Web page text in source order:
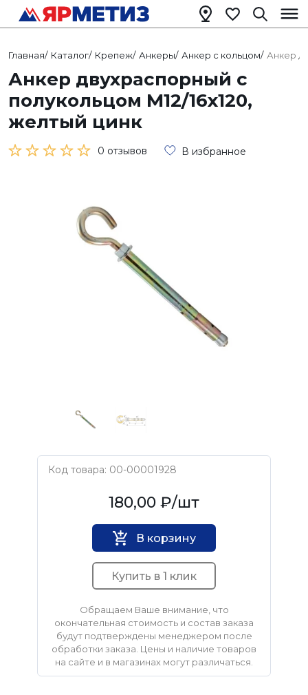
Главная/ Каталог/ Крепеж/ Анкеры/ Анкер с кольцом/ Анкер
Анкер двухраспорный с
полукольцом М12/16х120,
желтый цинк
0 отзывов В избранное
Код товара: 00-00001928
Нет бренда180,00 ₽/шт
В корзину
Купить в 1 клик
Обращаем Ваше внимание, что
окончательная стоимость и состав заказа
будут подтверждены менеджером после
обработки заказа. Цены и наличие товаров
на сайте и в магазинах могут различаться.